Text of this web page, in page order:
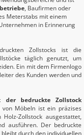
, Baufirmen oder
Meterstabs mit einem
in Erinnerung
Zollstocks ist die
täglich genutzt, um
Ein mit dem Firmenlogo
des Kunden werden und
der bedruckte Zollstock
Möbeln ist ein präzises
Zollstock ausgestattet,
ausführen. Der bedruckte
durch den individuellen